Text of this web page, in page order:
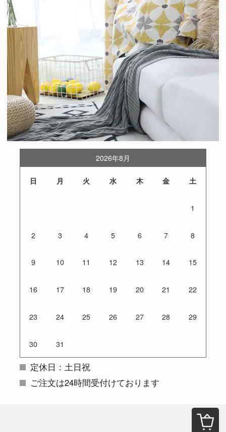
2026年8月
日 月 火 水 木 金 土
1
2 3 4 5 6 7 8
9 10 11 12 13 14 15
16 17 18 19 20 21 22
23 24 25 26 27 28 29
30 31
定休日：土日祝
ご注文は24時間受付けております